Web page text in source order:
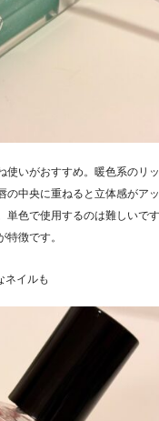
使いがおすすめ。暖色系のリ
の中央に重ねると立体感がア
単色で使用するのは難しいで
徴です。
ネイルも